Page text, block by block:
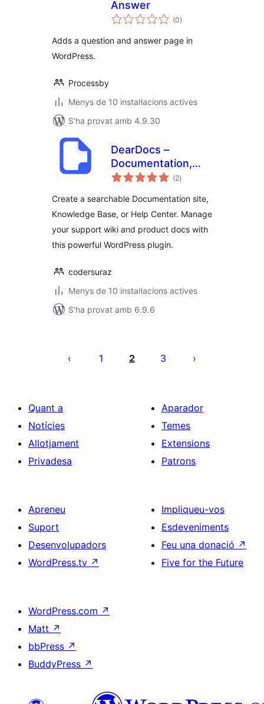
Answer
(0puntuacions
totals
)
Adds a question and answer page in
WordPress.
Processby
Menys de 10 instal·lacions actives
S'ha provat amb 4.9.30
DearDocs –
Documentation,
Knowledge Base,
(2puntuacions
totals
)
Create a searchable Documentation site,
Knowledge Base, or Help Center. Manage
your support wiki and product docs with
this powerful WordPress plugin.
codersuraz
Menys de 10 instal·lacions actives
S'ha provat amb 6.9.6
1 2 3
Quant a
Notícies
Allotjament
Privadesa
Aparador
Temes
Extensions
Patrons
Apreneu
Suport
Desenvolupadors
WordPress.tv ↗
Impliqueu-vos
Esdeveniments
Feu una donació ↗
Five for the Future
WordPress.com ↗
Matt ↗
bbPress ↗
BuddyPress ↗